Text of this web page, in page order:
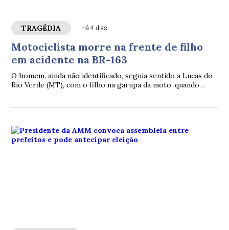
TRAGÉDIA Há 4 dias
Motociclista morre na frente de filho
em acidente na BR-163
O homem, ainda não identificado, seguia sentido a Lucas do
Rio Verde (MT), com o filho na garupa da moto, quando